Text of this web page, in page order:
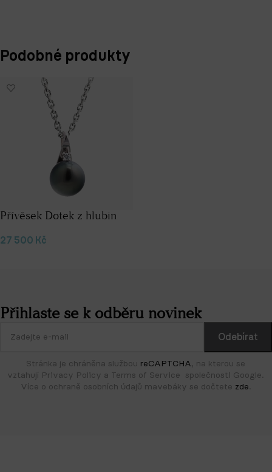
Podobné produkty
Přívěsek Dotek z hlubin
27 500 Kč
Přihlaste se k odběru novinek
Stránka je chráněna službou reCAPTCHA, na kterou se
vztahují Privacy Policy a Terms of Service společnosti Google.
Více o ochraně osobních údajů mavebáky se dočtete zde